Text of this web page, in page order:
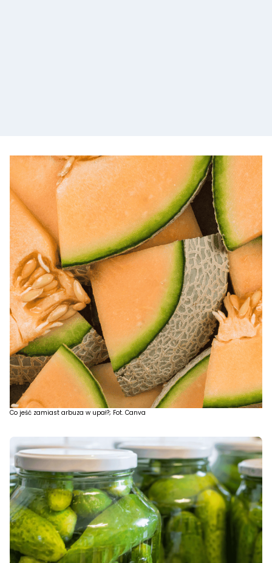
Co jeść zamiast arbuza w upał?; Fot. Canva